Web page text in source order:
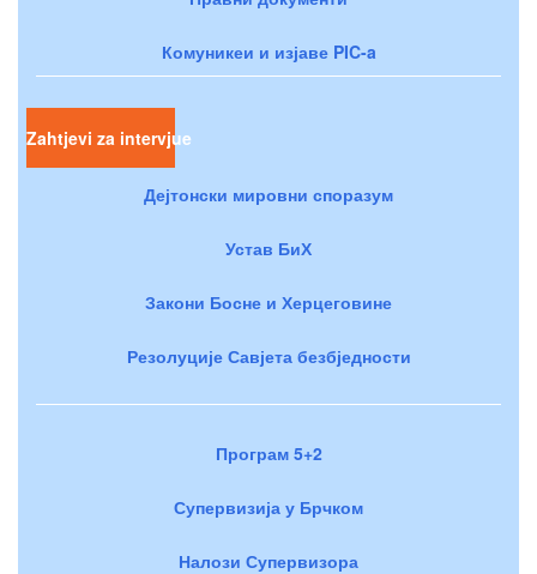
Комуникеи и изјаве PIC-a
Zahtjevi za intervjue
Дејтонски мировни споразум
Устав БиХ
Закони Босне и Херцеговине
Резолуције Савјета безбједности
Програм 5+2
Супервизија у Брчком
Налози Супервизора